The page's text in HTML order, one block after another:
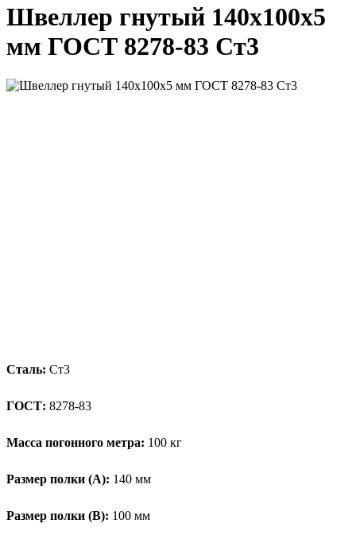
Швеллер гнутый 140x100x5
мм ГОСТ 8278-83 Ст3
Сталь: Ст3
ГОСТ: 8278-83
Масса погонного метра: 100 кг
Размер полки (А): 140 мм
Размер полки (В): 100 мм